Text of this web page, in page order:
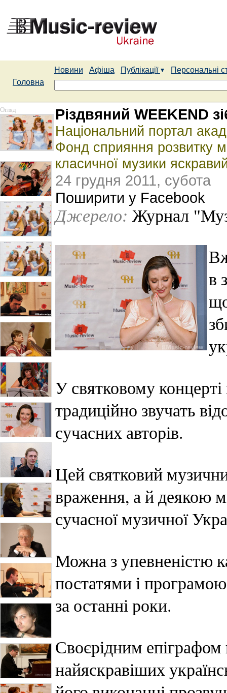
Новини Афіша Публікації
Персональні
Головна
Огляд Різдвяний WEEKEND
Національний портал
Фонд сприяння розвитку
класичної музики
24 грудня 2011, субота
Поширити у Facebook
Джерело: Журнал
в
У святковому
традиційно звучать
сучасних авторів.
Цей святковий
враження, а й деякою
сучасної музичної
Можна з упевненістю
постатями і
за останні роки.
Своєрідним епіграфом
найяскравіших